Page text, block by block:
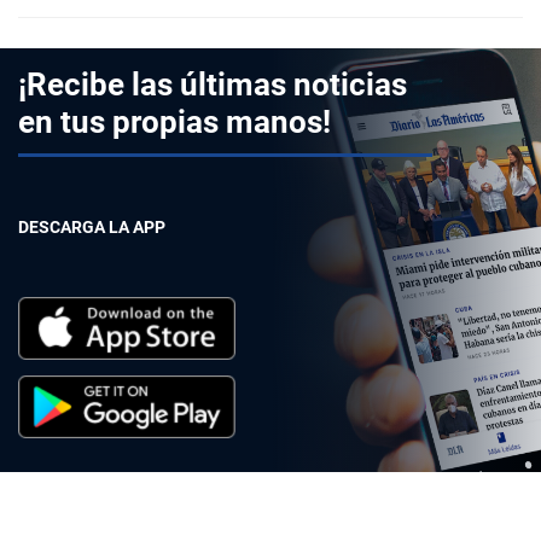
¡Recibe las últimas noticias
en tus propias manos!
DESCARGA LA APP